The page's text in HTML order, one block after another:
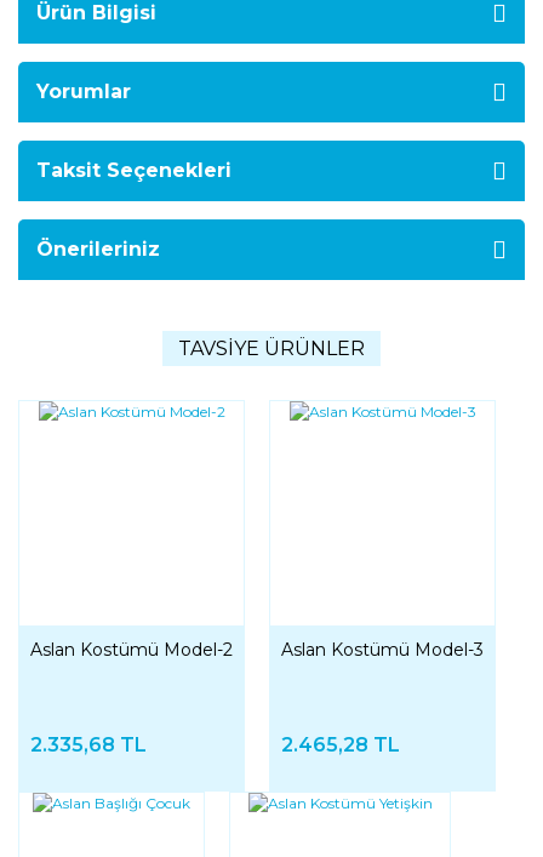
Ürün Bilgisi
Yorumlar
Taksit Seçenekleri
Önerileriniz
TAVSİYE ÜRÜNLER
Aslan Kostümü Model-2
2.335,68 TL
Aslan Kostümü Model-3
2.465,28 TL